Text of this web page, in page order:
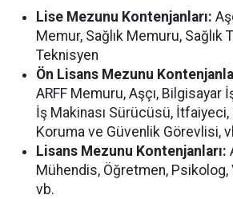
Lise Mezunu Kontenjanları:
Memur, Sağlık Memuru, Sağlık
Teknisyen
Ön Lisans Mezunu
ARFF Memuru, Aşçı, Bilgisayar
İş Makinası Sürücüsü, İtfaiyeci,
Koruma ve Güvenlik Görevlisi,
Lisans Mezunu Kontenjanları:
Mühendis, Öğretmen,
vb.